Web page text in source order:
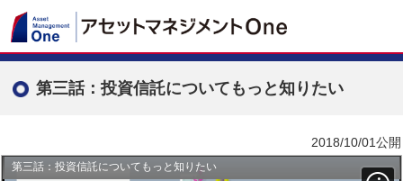
第三話：投資信託についてもっと知りたい
2018/10/01公開